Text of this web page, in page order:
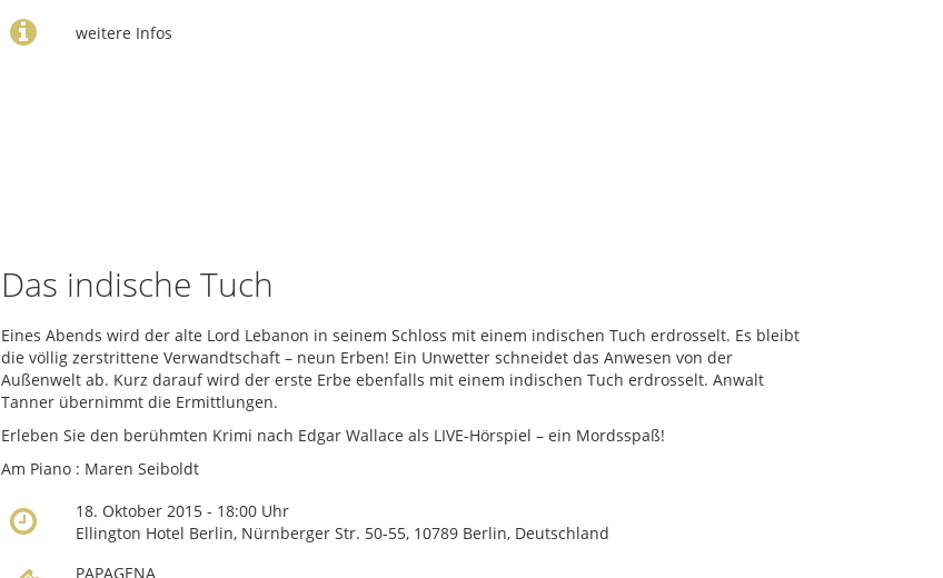
weitere Infos
Das indische Tuch
Eines Abends wird der alte Lord Lebanon in seinem Schloss mit einem indischen Tuch erdrosselt. Es bleibt
die völlig zerstrittene Verwandtschaft – neun Erben! Ein Unwetter schneidet das Anwesen von der
Außenwelt ab. Kurz darauf wird der erste Erbe ebenfalls mit einem indischen Tuch erdrosselt. Anwalt
Tanner übernimmt die Ermittlungen.
Erleben Sie den berühmten Krimi nach Edgar Wallace als LIVE-Hörspiel – ein Mordsspaß!
Am Piano : Maren Seiboldt
18. Oktober 2015 - 18:00 Uhr
Ellington Hotel Berlin, Nürnberger Str. 50-55, 10789 Berlin, Deutschland
PAPAGENA